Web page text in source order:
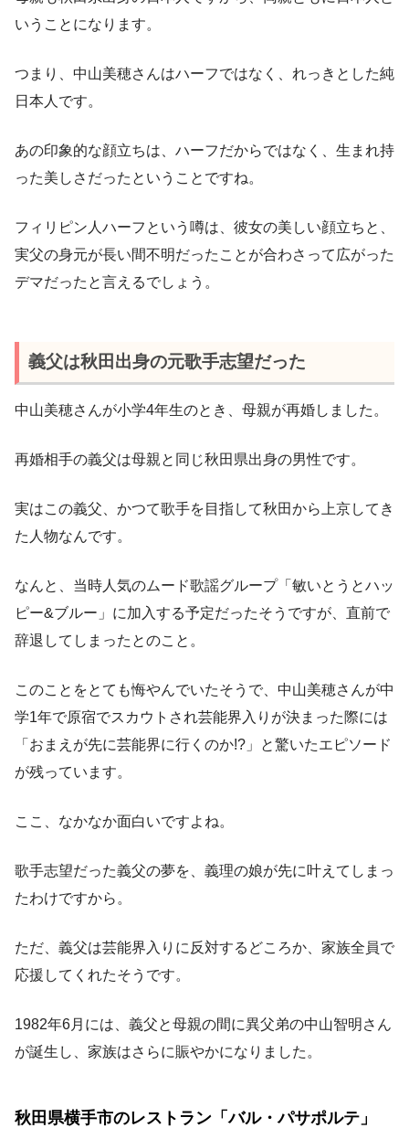
いうことになります。
つまり、中山美穂さんはハーフではなく、れっきとした純
日本人です。
あの印象的な顔立ちは、ハーフだからではなく、生まれ持
った美しさだったということですね。
フィリピン人ハーフという噂は、彼女の美しい顔立ちと、
実父の身元が長い間不明だったことが合わさって広がった
デマだったと言えるでしょう。
義父は秋田出身の元歌手志望だった
中山美穂さんが小学4年生のとき、母親が再婚しました。
再婚相手の義父は母親と同じ秋田県出身の男性です。
実はこの義父、かつて歌手を目指して秋田から上京してき
た人物なんです。
なんと、当時人気のムード歌謡グループ「敏いとうとハッ
ピー&ブルー」に加入する予定だったそうですが、直前で
辞退してしまったとのこと。
このことをとても悔やんでいたそうで、中山美穂さんが中
学1年で原宿でスカウトされ芸能界入りが決まった際には
「おまえが先に芸能界に行くのか!?」と驚いたエピソード
が残っています。
ここ、なかなか面白いですよね。
歌手志望だった義父の夢を、義理の娘が先に叶えてしまっ
たわけですから。
ただ、義父は芸能界入りに反対するどころか、家族全員で
応援してくれたそうです。
1982年6月には、義父と母親の間に異父弟の中山智明さん
が誕生し、家族はさらに賑やかになりました。
秋田県横手市のレストラン「バル・パサポルテ」